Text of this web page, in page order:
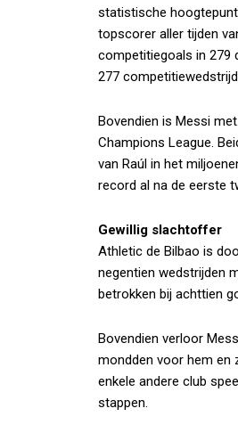
statistische
topscorer aller tijden
competitiegoals in 279
277
Bovendien is Messi
Champions League.
van Raúl in het
record al na de eerste
Gewillig slachtoffer
Athletic de Bilbao is
negentien wedstrijden
betrokken bij achttien
Bovendien verloor
mondden voor hem en
enkele andere club
stappen.